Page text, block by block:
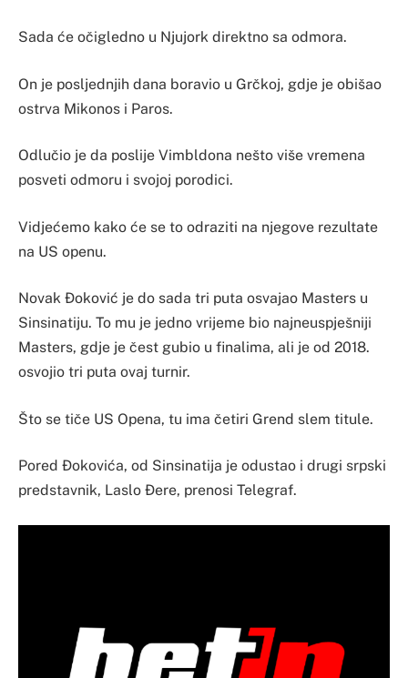
Sada će očigledno u Njujork direktno sa odmora.
On je posljednjih dana boravio u Grčkoj, gdje je obišao
ostrva Mikonos i Paros.
Odlučio je da poslije Vimbldona nešto više vremena
posveti odmoru i svojoj porodici.
Vidjećemo kako će se to odraziti na njegove rezultate
na US openu.
Novak Đoković je do sada tri puta osvajao Masters u
Sinsinatiju. To mu je jedno vrijeme bio najneuspješniji
Masters, gdje je čest gubio u finalima, ali je od 2018.
osvojio tri puta ovaj turnir.
Što se tiče US Opena, tu ima četiri Grend slem titule.
Pored Đokovića, od Sinsinatija je odustao i drugi srpski
predstavnik, Laslo Đere, prenosi Telegraf.